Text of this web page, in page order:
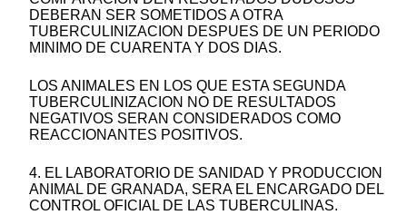
DEBERAN SER SOMETIDOS A OTRA
TUBERCULINIZACION DESPUES DE UN PERIODO
MINIMO DE CUARENTA Y DOS DIAS.
LOS ANIMALES EN LOS QUE ESTA SEGUNDA
TUBERCULINIZACION NO DE RESULTADOS
NEGATIVOS SERAN CONSIDERADOS COMO
REACCIONANTES POSITIVOS.
4. EL LABORATORIO DE SANIDAD Y PRODUCCION
ANIMAL DE GRANADA, SERA EL ENCARGADO DEL
CONTROL OFICIAL DE LAS TUBERCULINAS.